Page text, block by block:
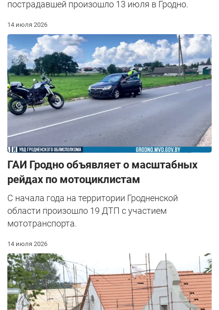
пострадавшей произошло 13 июля в Гродно.
14 июля 2026
ГАИ Гродно объявляет о масштабных
рейдах по мотоциклистам
С начала года на территории Гродненской
области произошло 19 ДТП с участием
мототранспорта.
14 июля 2026